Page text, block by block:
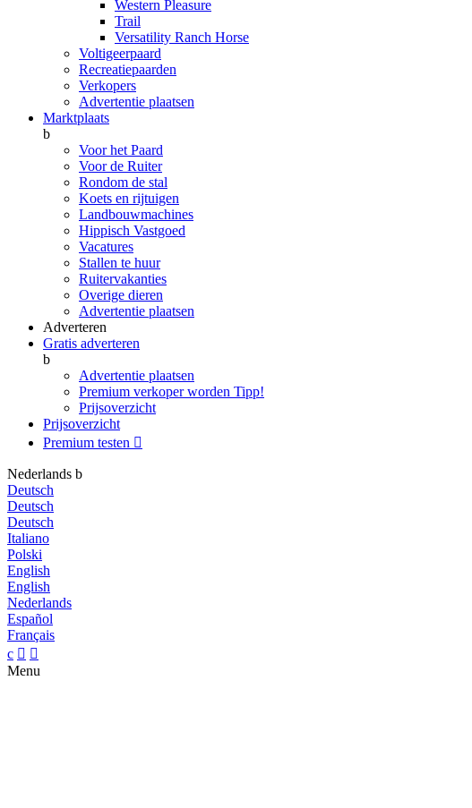
Western Pleasure
Trail
Versatility Ranch Horse
Voltigeerpaard
Recreatiepaarden
Verkopers
Advertentie plaatsen
Marktplaats
b
Voor het Paard
Voor de Ruiter
Rondom de stal
Koets en rijtuigen
Landbouwmachines
Hippisch Vastgoed
Vacatures
Stallen te huur
Ruitervakanties
Overige dieren
Advertentie plaatsen
Adverteren
Gratis adverteren
b
Advertentie plaatsen
Premium verkoper worden Tipp!
Prijsoverzicht
Prijsoverzicht
Premium testen 
Nederlands b
Deutsch
Deutsch
Deutsch
Italiano
Polski
English
English
Nederlands
Español
Français
c  
Menu